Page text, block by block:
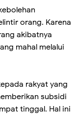
orang. Karena
akibatnya
mahal melalui
rakyat yang
subsidi
tinggal. Hal ini